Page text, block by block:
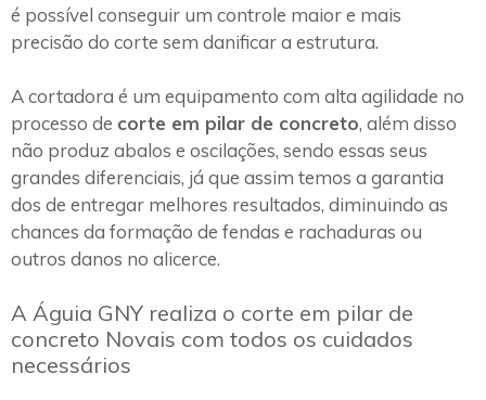
é possível conseguir um controle maior e mais
precisão do corte sem danificar a estrutura.
A cortadora é um equipamento com alta agilidade no
processo de corte em pilar de concreto, além disso
não produz abalos e oscilações, sendo essas seus
grandes diferenciais, já que assim temos a garantia
dos de entregar melhores resultados, diminuindo as
chances da formação de fendas e rachaduras ou
outros danos no alicerce.
A Águia GNY realiza o corte em pilar de
concreto Novais com todos os cuidados
necessários